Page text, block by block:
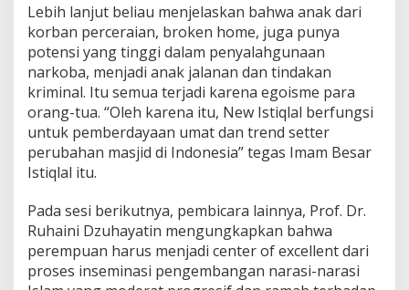
Lebih lanjut beliau menjelaskan bahwa anak dari
korban perceraian, broken home, juga punya
potensi yang tinggi dalam penyalahgunaan
narkoba, menjadi anak jalanan dan tindakan
kriminal. Itu semua terjadi karena egoisme para
orang-tua. “Oleh karena itu, New Istiqlal berfungsi
untuk pemberdayaan umat dan trend setter
perubahan masjid di Indonesia” tegas Imam Besar
Istiqlal itu.
Pada sesi berikutnya, pembicara lainnya, Prof. Dr.
Ruhaini Dzuhayatin mengungkapkan bahwa
perempuan harus menjadi center of excellent dari
proses inseminasi pengembangan narasi-narasi